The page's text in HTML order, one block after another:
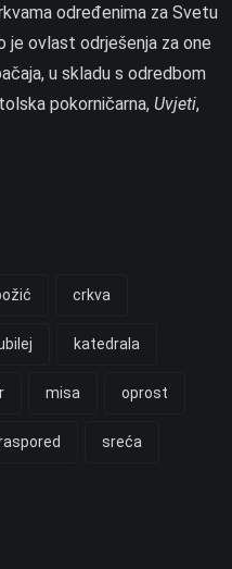
određenima za Svetu
je ovlast odrješenja za one
u skladu s odredbom
pokorničarna, Uvjeti,
crkva
katedrala
misa oprost
sreća